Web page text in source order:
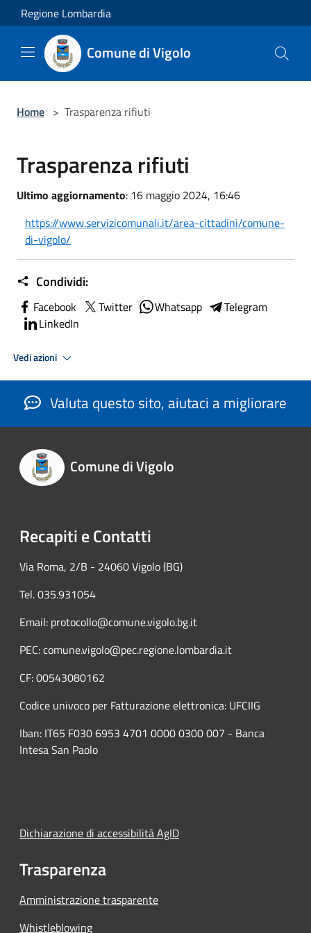
Salta al contenuto principale
Regione Lombardia
Comune di Vigolo
Home > Trasparenza rifiuti
Trasparenza rifiuti
Ultimo aggiornamento: 16 maggio 2024, 16:46
https://www.servizicomunali.it/area-cittadini/comune-
di-vigolo/
Condividi:
Facebook Twitter Whatsapp
Telegram
LinkedIn
Vedi azioni
Valuta questo sito, aiutaci a migliorare
Comune di Vigolo
Recapiti e Contatti
Via Roma, 2/B - 24060 Vigolo (BG)
Tel. 035.931054
Email: protocollo@comune.vigolo.bg.it
PEC: comune.vigolo@pec.regione.lombardia.it
CF: 00543080162
Codice univoco per Fatturazione elettronica: UFCIIG
Iban: IT65 F030 6953 4701 0000 0300 007 - Banca
Intesa San Paolo
Dichiarazione di accessibilità AgID
Trasparenza
Amministrazione trasparente
Whistleblowing